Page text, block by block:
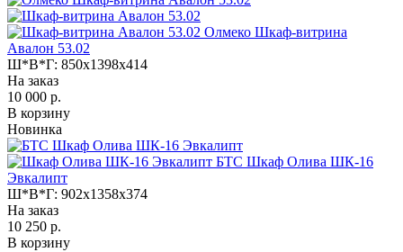
Олмеко Шкаф-витрина
Авалон 53.02
Ш*В*Г: 850x1398x414
На заказ
10 000 р.
В корзину
Новинка
БТС Шкаф Олива ШК-16
Эвкалипт
Ш*В*Г: 902x1358x374
На заказ
10 250 р.
В корзину